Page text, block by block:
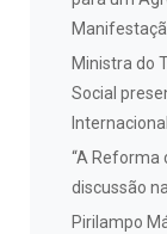
Ministra do
Social
“A Reforma
discussão
Pirilampo